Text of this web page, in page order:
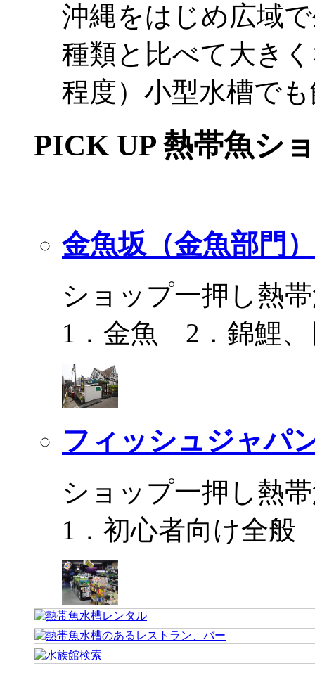
沖縄をはじめ広域
種類と比べて大き
程度）小型水槽で
PICK UP 熱帯魚シ
金魚坂（金魚部門）
ショップ一押し熱
1．金魚 2．錦鯉、
フィッシュジャパ
ショップ一押し熱
1．初心者向け全